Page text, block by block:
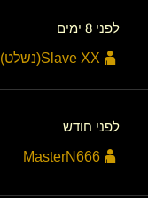
לפני 8 ימים
Slave XX​(נשלט)
לפני חודש
MasterN666